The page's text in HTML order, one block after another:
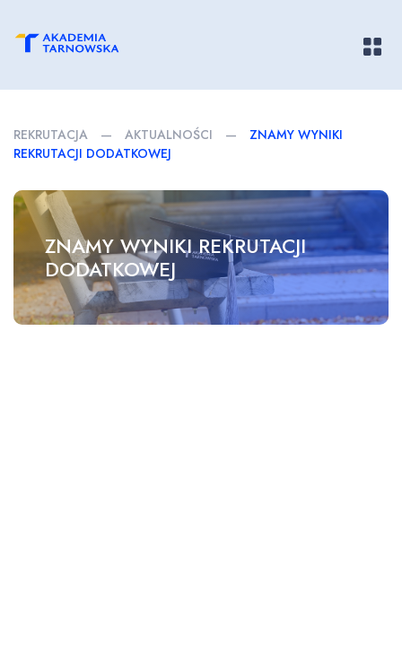
REKRUTACJA — AKTUALNOŚCI —
ZNAMY WYNIKI
REKRUTACJI DODATKOWEJ
ZNAMY WYNIKI REKRUTACJI
DODATKOWEJ